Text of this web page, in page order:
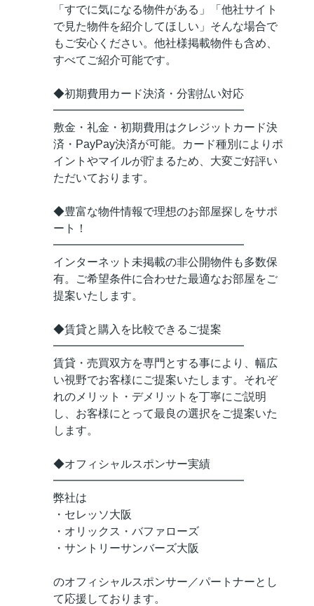
「すでに気になる物件がある」「他社サイト
で見た物件を紹介してほしい」そんな場合で
もご安心ください。他社様掲載物件も含め、
すべてご紹介可能です。
◆初期費用カード決済・分割払い対応
━━━━━━━━━━━━━━━━━
敷金・礼金・初期費用はクレジットカード決
済・PayPay決済が可能。カード種別によりポ
イントやマイルが貯まるため、大変ご好評い
ただいております。
◆豊富な物件情報で理想のお部屋探しをサポ
ート！
━━━━━━━━━━━━━━━━━
インターネット未掲載の非公開物件も多数保
有。ご希望条件に合わせた最適なお部屋をご
提案いたします。
◆賃貸と購入を比較できるご提案
━━━━━━━━━━━━━━━━━
賃貸・売買双方を専門とする事により、幅広
い視野でお客様にご提案いたします。それぞ
れのメリット・デメリットを丁寧にご説明
し、お客様にとって最良の選択をご提案いた
します。
◆オフィシャルスポンサー実績
━━━━━━━━━━━━━━━━━
弊社は
・セレッソ大阪
・オリックス・バファローズ
・サントリーサンバーズ大阪
のオフィシャルスポンサー／パートナーとし
て応援しております。